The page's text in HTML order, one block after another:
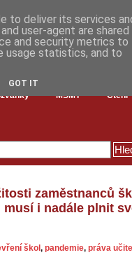
MŠMT Čtení
zaměstnanců
musí i nadále plnit
škol, pandemie, práva
to deliver its services
user-agent are shared
and security metrics to
usage statistics, and to
GOT IT